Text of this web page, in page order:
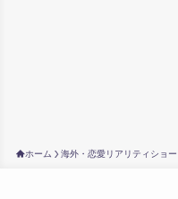
ホーム 海外・恋愛リアリティショー